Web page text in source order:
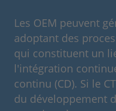
Les OEM peuvent
adoptant des
qui constituent un
l'intégration
continu (CD). Si le
du développement